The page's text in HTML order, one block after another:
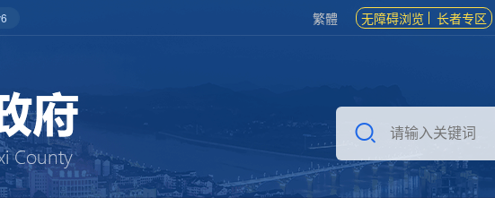
繁體 无障碍浏览 长者专区